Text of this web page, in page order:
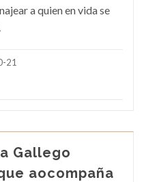
a quien en vida se
21
Gallego
aocompaña